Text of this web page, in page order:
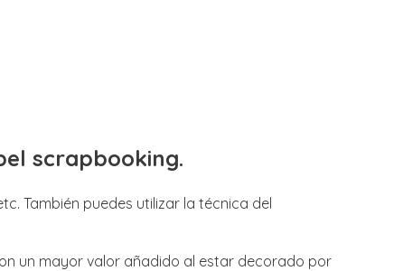
scrapbooking.
También puedes utilizar la técnica del
un mayor valor añadido al estar decorado por